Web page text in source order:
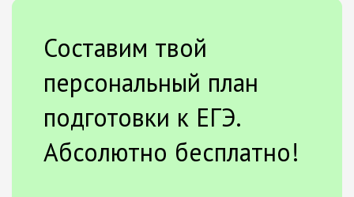
Составим твой
персональный план
подготовки к ЕГЭ.
Абсолютно бесплатно!